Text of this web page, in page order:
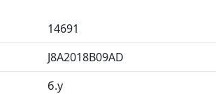
14691
J8A2018B09AD
б.у